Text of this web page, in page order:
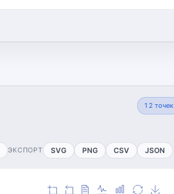
12 точек
ЭКСПОРТ SVG PNG CSV JSON